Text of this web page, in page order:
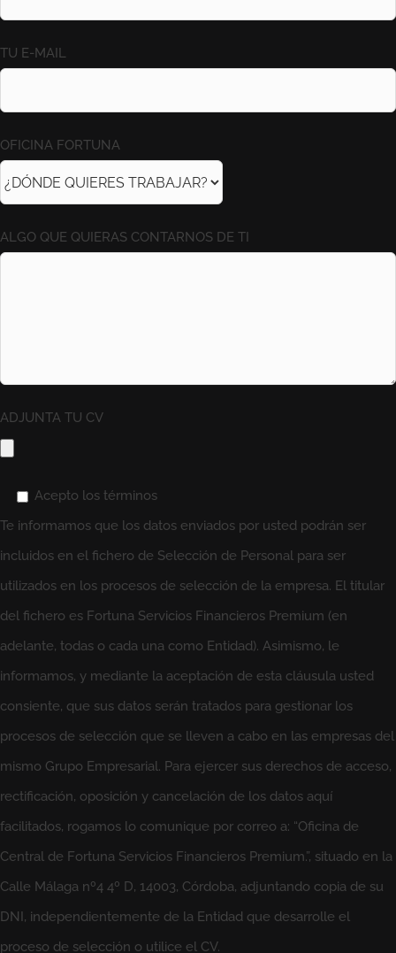
TU E-MAIL
OFICINA FORTUNA
ALGO QUE QUIERAS CONTARNOS DE TI
ADJUNTA TU CV
Acepto los términos
Te informamos que los datos enviados por usted podrán ser
incluidos en el fichero de Selección de Personal para ser
utilizados en los procesos de selección de la empresa. El titular
del fichero es Fortuna Servicios Financieros Premium (en
adelante, todas o cada una como Entidad). Asimismo, le
informamos, y mediante la aceptación de esta cláusula usted
consiente, que sus datos serán tratados para gestionar los
procesos de selección que se lleven a cabo en las empresas del
mismo Grupo Empresarial. Para ejercer sus derechos de acceso,
rectificación, oposición y cancelación de los datos aquí
facilitados, rogamos lo comunique por correo a: “Oficina de
Central de Fortuna Servicios Financieros Premium.”, situado en la
Calle Málaga nº4 4º D, 14003, Córdoba, adjuntando copia de su
DNI, independientemente de la Entidad que desarrolle el
proceso de selección o utilice el CV.